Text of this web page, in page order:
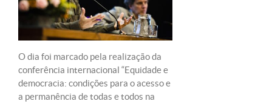
O dia foi marcado pela realização da
conferência internacional “Equidade e
democracia: condições para o acesso e
a permanência de todas e todos na